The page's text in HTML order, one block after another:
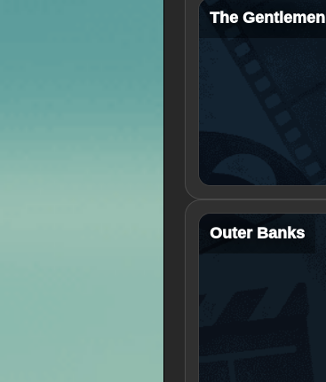
The Gentlemen
Outer Banks